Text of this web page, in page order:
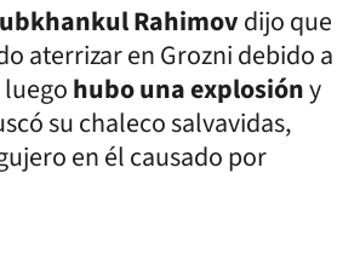
Rahimovdijo que
aterrizar en Grozni debido a
hubo una explosióny
su chaleco salvavidas,
en él causado por